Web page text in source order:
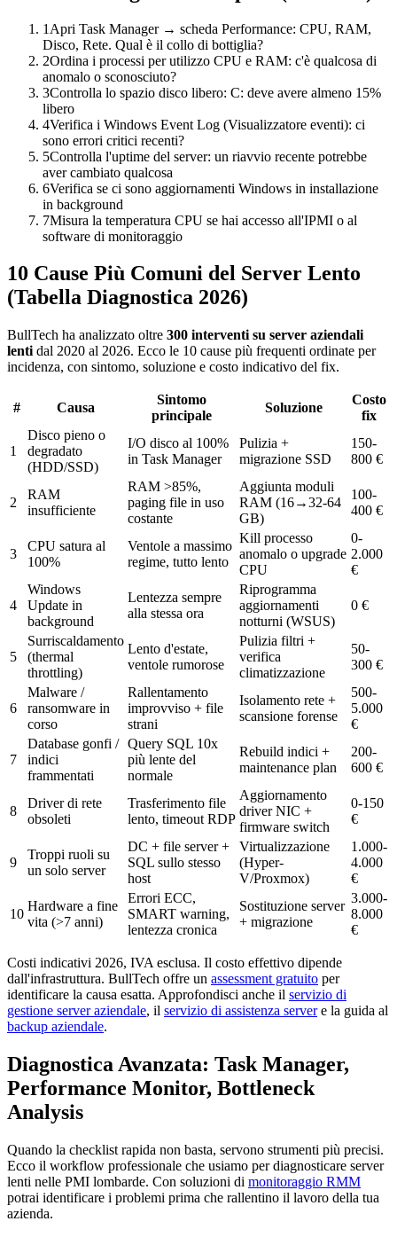
1 Apri Task Manager → scheda Performance: CPU, RAM,
Disco, Rete. Qual è il collo di bottiglia?
2Ordina i processi per utilizzo CPU e RAM: c'è qualcosa di
anomalo o sconosciuto?
3Controlla lo spazio disco libero: C: deve avere almeno 15%
libero
4Verifica i Windows Event Log (Visualizzatore eventi): ci
sono errori critici recenti?
5Controlla l'uptime del server: un riavvio recente potrebbe
aver cambiato qualcosa
6Verifica se ci sono aggiornamenti Windows in installazione
in background
7Misura la temperatura CPU se hai accesso all'IPMI o al
software di monitoraggio
10 Cause Più Comuni del Server Lento
(Tabella Diagnostica 2026)
BullTech ha analizzato oltre 300 interventi su server aziendali
lenti dal 2020 al 2026. Ecco le 10 cause più frequenti ordinate per
incidenza, con sintomo, soluzione e costo indicativo del fix.
# Causa
Sintomo
principale
Soluzione
Costo
fix
1
Disco pieno o
degradato
(HDD/SSD)
I/O disco al 100%
in Task Manager
Pulizia +
migrazione SSD
150-
800 €
2
RAM
insufficiente
RAM >85%,
paging file in uso
costante
Aggiunta moduli
RAM (16→32-64
GB)
100-
400 €
3
CPU satura al
100%
Ventole a massimo
regime, tutto lento
Kill processo
anomalo o upgrade
CPU
0-
2.000
€
4
Windows
Update in
background
Lentezza sempre
alla stessa ora
Riprogramma
aggiornamenti
notturni (WSUS)
0 €
5
Surriscaldamento
(thermal
throttling)
Lento d'estate,
ventole rumorose
Pulizia filtri +
verifica
climatizzazione
50-
300 €
6
Malware /
ransomware in
corso
Rallentamento
improvviso + file
strani
Isolamento rete +
scansione forense
500-
5.000
€
7
Database gonfi /
indici
frammentati
Query SQL 10x
più lente del
normale
Rebuild indici +
maintenance plan
200-
600 €
8
Driver di rete
obsoleti
Trasferimento file
lento, timeout RDP
Aggiornamento
driver NIC +
firmware switch
0-150
€
9
Troppi ruoli su
un solo server
DC + file server +
SQL sullo stesso
host
Virtualizzazione
(Hyper-
V/Proxmox)
1.000-
4.000
€
10
Hardware a fine
vita (>7 anni)
Errori ECC,
SMART warning,
lentezza cronica
Sostituzione server
+ migrazione
3.000-
8.000
€
Costi indicativi 2026, IVA esclusa. Il costo effettivo dipende
dall'infrastruttura. BullTech offre un assessment gratuito per
identificare la causa esatta. Approfondisci anche il servizio di
gestione server aziendale, il servizio di assistenza server e la guida al
backup aziendale.
Diagnostica Avanzata: Task Manager,
Performance Monitor, Bottleneck
Analysis
Quando la checklist rapida non basta, servono strumenti più precisi.
Ecco il workflow professionale che usiamo per diagnosticare server
lenti nelle PMI lombarde. Con soluzioni di monitoraggio RMM
potrai identificare i problemi prima che rallentino il lavoro della tua
azienda.